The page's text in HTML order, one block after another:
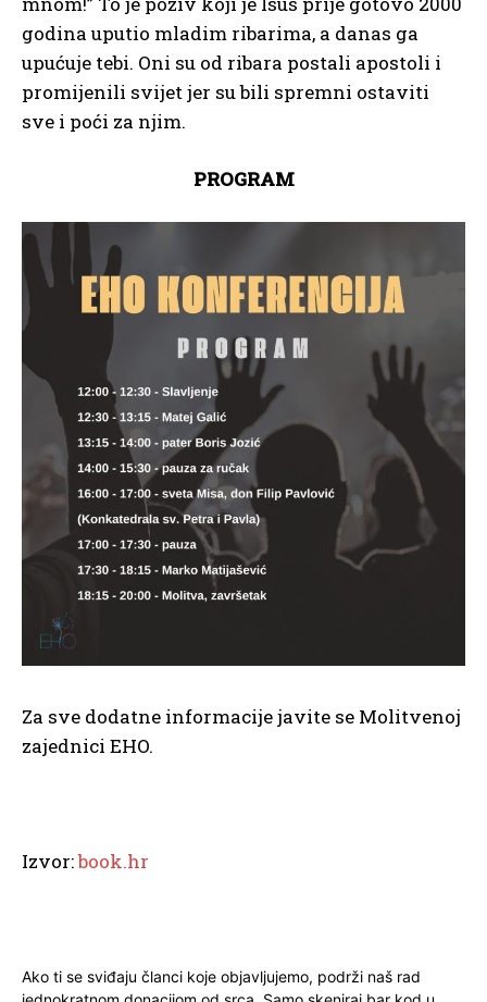
godina uputio mladim ribarima, a danas ga
upućuje tebi. Oni su od ribara postali apostoli i
promijenili svijet jer su bili spremni ostaviti
sve i poći za njim.
PROGRAM
Za sve dodatne informacije javite se Molitvenoj
zajednici EHO.
Izvor:book.hr
Ako ti se sviđaju članci koje objavljujemo, podrži naš rad